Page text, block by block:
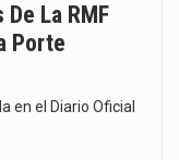
El gobierno de Estados Unidos anunciará un arancel del 15 % sobre los productos fabricados…
El derecho a la previsibilidad de los horarios de trabajo en turnos rotativos podría ser…
La RMF
Porte
en el Diario Oficial